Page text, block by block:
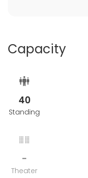
Capacity
40
Standing
-
Theater